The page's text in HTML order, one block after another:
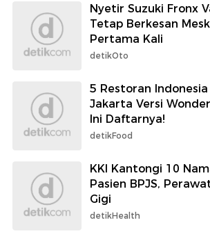
Nyetir Suzuki Fronx
Tetap Berkesan
Pertama Kali
detikOto
5 Restoran
Jakarta Versi
Ini Daftarnya!
detikFood
KKI Kantongi 10
Pasien BPJS,
Gigi
detikHealth